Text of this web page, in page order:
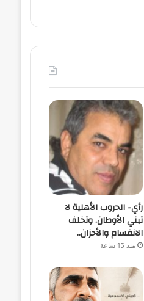
رأي- الحروب الأهلية لا
تبني الأوطان. وتخلف
الانقسام والأحزان..
منذ 15 ساعة